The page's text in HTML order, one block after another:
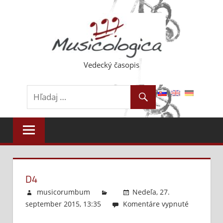
Vedecký časopis
D4
musicorumbum
Nedeľa, 27.
september 2015, 13:35
Komentáre vypnuté